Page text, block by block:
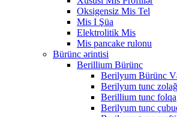
Oksigensiz Mis Tel
Mis I Şüa
Elektrolitik Mis
Mis pancake rulonu
Bürünc ərintisi
Berillium Bürünc
Berilyum Bürünc
Berilyum tunc
Berillium tunc folqa
Berilyum tunc